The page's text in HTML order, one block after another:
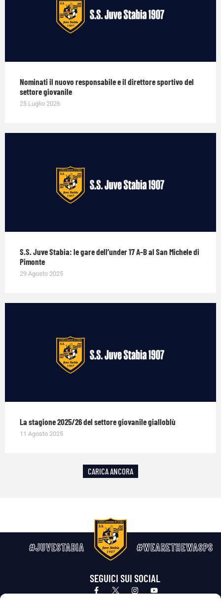
Nominati il nuovo responsabile e il direttore sportivo del
settore giovanile
25 Luglio 2026
S.S. Juve Stabia: le gare dell’under 17 A-B al San Michele di
Pimonte
29 Agosto 2025
La stagione 2025/26 del settore giovanile gialloblù
11 Agosto 2025
CARICA ANCORA
#JUVESTABIA #WEARETHEWASPS
SEGUICI SUI SOCIAL